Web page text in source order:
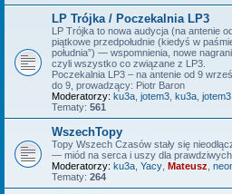
LP Trójka / Poczekalnia LP3
LP Trójka to nowa audycja (na antenie
piątkowe przedpołudnie (kiedyś w
południa”) — wspomnienia, nowe
czyli wszystko co związane z LP3.
Poczekalnia LP3 – na antenie od 9
do 9, prowadzący: Piotr Baron
Moderatorzy: ku3a jotem3 ku3a jotem3
Tematy: 561
WszechTopy
Topy Wszech Czasów stały się
— miód na serca i uszy dla prawdziwych
Moderatorzy: ku3a Yacy Mateusz
Tematy: 264